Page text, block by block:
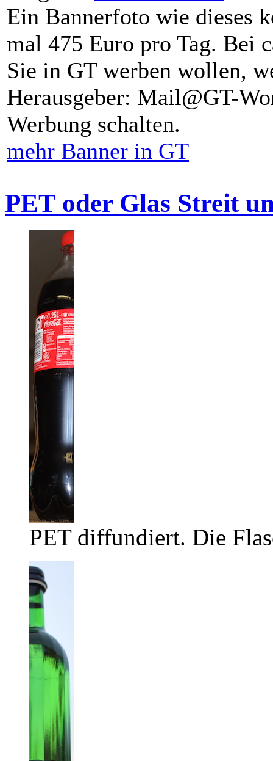
Ein Bannerfoto wie dieses
mal 475 Euro pro Tag. Bei
Sie in GT werben wollen,
Herausgeber: Mail@GT-
Werbung schalten.
mehr Banner in GT
PET oder Glas Streit
PET diffundiert. Die